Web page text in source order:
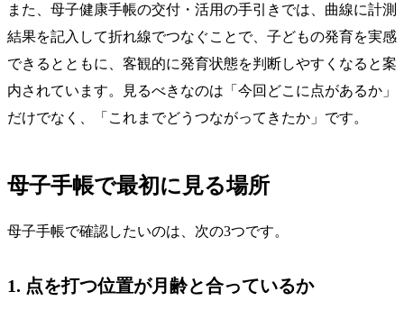
また、母子健康手帳の交付・活用の手引きでは、曲線に計測
結果を記入して折れ線でつなぐことで、子どもの発育を実感
できるとともに、客観的に発育状態を判断しやすくなると案
内されています。見るべきなのは「今回どこに点があるか」
だけでなく、「これまでどうつながってきたか」です。
母子手帳で最初に見る場所
母子手帳で確認したいのは、次の3つです。
1. 点を打つ位置が月齢と合っているか